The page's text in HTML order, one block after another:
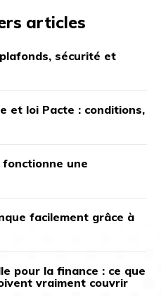
articles
sécurité et
et loi Pacte : conditions,
une
facilement grâce à
pour la finance : ce que
vraiment couvrir